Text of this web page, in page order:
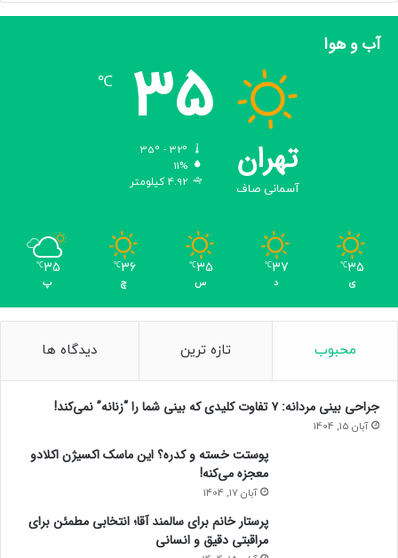
ج
ئآب و هوا
تهران
آسمانی صاف
35
℃
11%
4.92 کیلومتر
35
℃
ی
37
℃
د
35
℃
س
36
℃
چ
35
℃
پ
محبوب تازه ترین دیدگاه ها
جراحی بینی مردانه: ۷ تفاوت کلیدی که بینی شما را “زنانه” نمی‌کند!
آبان 15, 1404
پوستت خسته و کدره؟ این ماسک اکسیژن اکلادو
معجزه می‌کنه!
آبان 17, 1404
پرستار خانم برای سالمند آقا؛ انتخابی مطمئن برای
مراقبتی دقیق و انسانی